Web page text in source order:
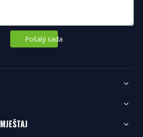
Pošalji sada